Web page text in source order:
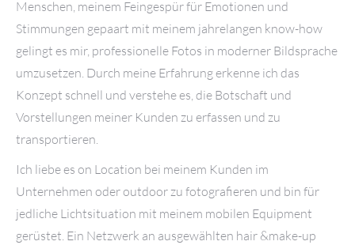
Menschen, meinem Feingespür für Emotionen und
Stimmungen gepaart mit meinem jahrelangen know-how
gelingt es mir, professionelle Fotos in moderner Bildsprache
umzusetzen. Durch meine Erfahrung erkenne ich das
Konzept schnell und verstehe es, die Botschaft und
Vorstellungen meiner Kunden zu erfassen und zu
transportieren.
Ich liebe es on Location bei meinem Kunden im
Unternehmen oder outdoor zu fotografieren und bin für
jedliche Lichtsituation mit meinem mobilen Equipment
gerüstet. Ein Netzwerk an ausgewählten hair &make-up